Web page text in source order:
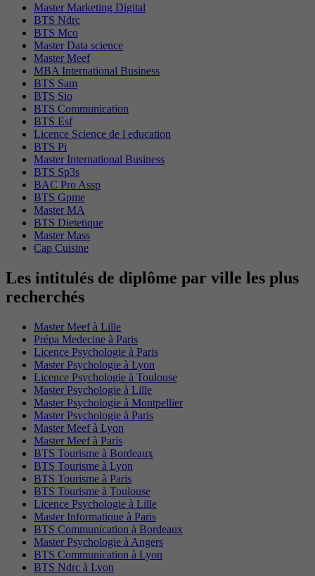
Master Marketing Digital
BTS Ndrc
BTS Mco
Master Data science
Master Meef
MBA International Business
BTS Sam
BTS Sio
BTS Communication
BTS Esf
Licence Science de l education
BTS Pi
Master International Business
BTS Sp3s
BAC Pro Assp
BTS Gpme
Master MA
BTS Dietetique
Master Mass
Cap Cuisine
Les intitulés de diplôme par ville les plus
recherchés
Master Meef à Lille
Prépa Medecine à Paris
Licence Psychologie à Paris
Master Psychologie à Lyon
Licence Psychologie à Toulouse
Master Psychologie à Lille
Master Psychologie à Montpellier
Master Psychologie à Paris
Master Meef à Lyon
Master Meef à Paris
BTS Tourisme à Bordeaux
BTS Tourisme à Lyon
BTS Tourisme à Paris
BTS Tourisme à Toulouse
Licence Psychologie à Lille
Master Informatique à Paris
BTS Communication à Bordeaux
Master Psychologie à Angers
BTS Communication à Lyon
BTS Ndrc à Lyon